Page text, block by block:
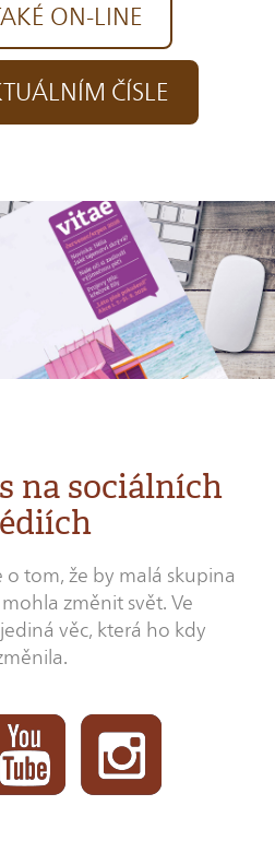
ON-LINE
ČÍSLE
na sociálních
tom, že by malá skupina
změnit svět. Ve
věc, která ho kdy